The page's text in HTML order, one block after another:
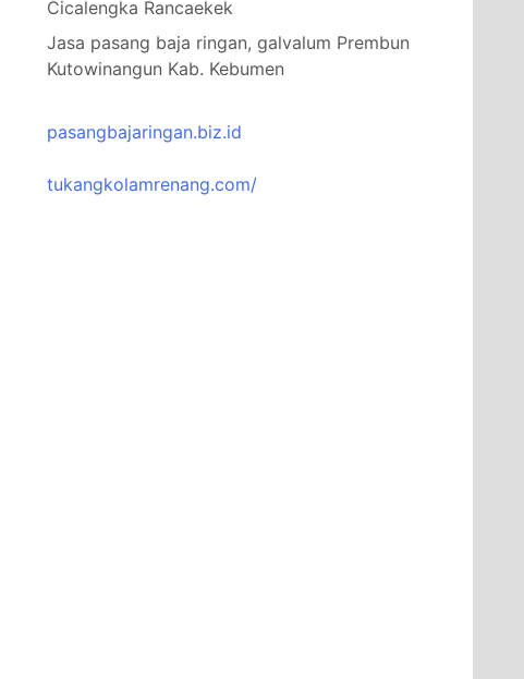
Cicalengka Rancaekek
Jasa pasang baja ringan, galvalum Prembun
Kutowinangun Kab. Kebumen
pasangbajaringan.biz.id
tukangkolamrenang.com/